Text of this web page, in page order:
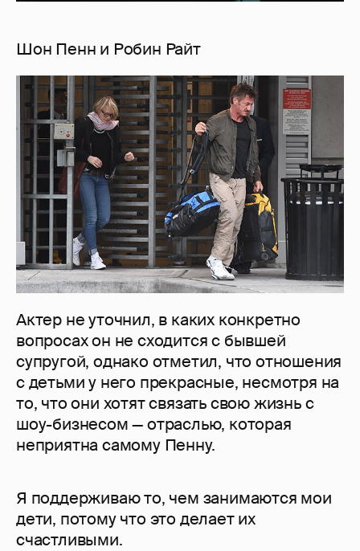
Шон Пенн и Робин Райт
Актер не уточнил, в каких конкретно
вопросах он не сходится с бывшей
супругой, однако отметил, что отношения
с детьми у него прекрасные, несмотря на
то, что они хотят связать свою жизнь с
шоу-бизнесом — отраслью, которая
неприятна самому Пенну.
Я поддерживаю то, чем занимаются мои
дети, потому что это делает их
счастливыми.